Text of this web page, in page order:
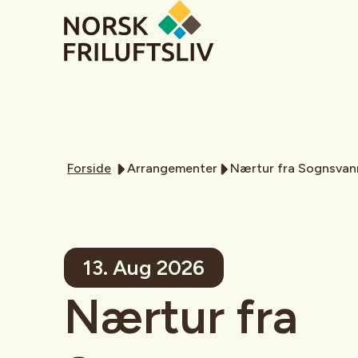
Forside Arrangementer Nærtur fra
13. Aug 2026
Nærtur fra